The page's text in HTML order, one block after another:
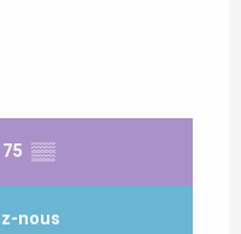
▒▒
nous